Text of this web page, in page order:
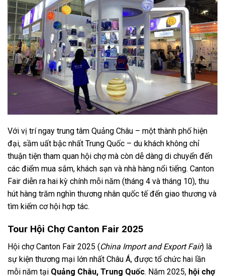
Với vị trí ngay trung tâm Quảng Châu – một thành phố hiện
đại, sầm uất bậc nhất Trung Quốc – du khách không chỉ
thuận tiện tham quan hội chợ mà còn dễ dàng di chuyển đến
các điểm mua sắm, khách sạn và nhà hàng nổi tiếng. Canton
Fair diễn ra hai kỳ chính mỗi năm (tháng 4 và tháng 10), thu
hút hàng trăm nghìn thương nhân quốc tế đến giao thương và
tìm kiếm cơ hội hợp tác.
Tour Hội Chợ Canton Fair 2025
Hội chợ Canton Fair 2025 (China Import and Export Fair) là
sự kiện thương mại lớn nhất Châu Á, được tổ chức hai lần
mỗi năm tại Quảng Châu, Trung Quốc. Năm 2025, hội chợ